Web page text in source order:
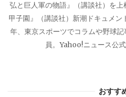
弘と巨人軍の物語』（講談社）を
甲子園』（講談社）新潮ドキュメ
年、東京スポーツでコラムや野球
員。Yahoo!ニュース公式
おすす